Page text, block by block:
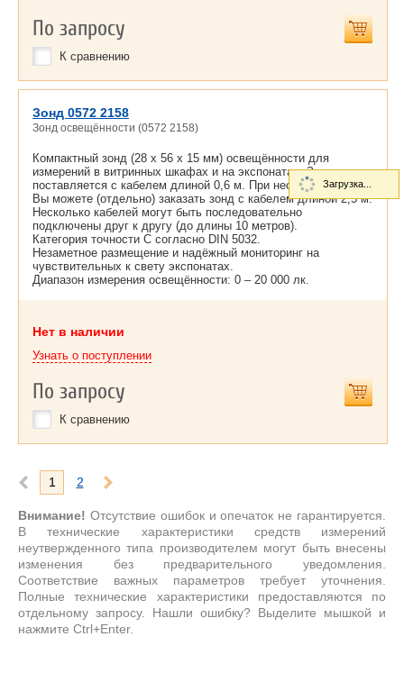
По запросу
К сравнению
Зонд 0572 2158
Зонд освещённости (0572 2158)
Компактный зонд (28 x 56 x 15 мм) освещённости для
измерений в витринных шкафах и на экспонатах. Зонд
поставляется с кабелем длиной 0,6 м. При необходимости
Вы можете (отдельно) заказать зонд с кабелем длиной 2,5 м.
Несколько кабелей могут быть последовательно
подключены друг к другу (до длины 10 метров).
Категория точности C согласно DIN 5032.
Незаметное размещение и надёжный мониторинг на
чувствительных к свету экспонатах.
Диапазон измерения освещённости: 0 – 20 000 лк.
Нет в наличии
Узнать о поступлении
По запросу
К сравнению
1 2
Внимание! Отсутствие ошибок и опечаток не гарантируется.
В технические характеристики средств измерений
неутвержденного типа производителем могут быть внесены
изменения без предварительного уведомления.
Соответствие важных параметров требует уточнения.
Полные технические характеристики предоставляются по
отдельному запросу. Нашли ошибку? Выделите мышкой и
нажмите Ctrl+Enter.
Загрузка...